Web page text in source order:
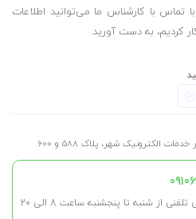
با تماس با کارشناس ما می‌توانید اطلاعات
کردیم، به دست آورید.
از شنبه تا پنجشنبه ساعت 8 الی ۲۰